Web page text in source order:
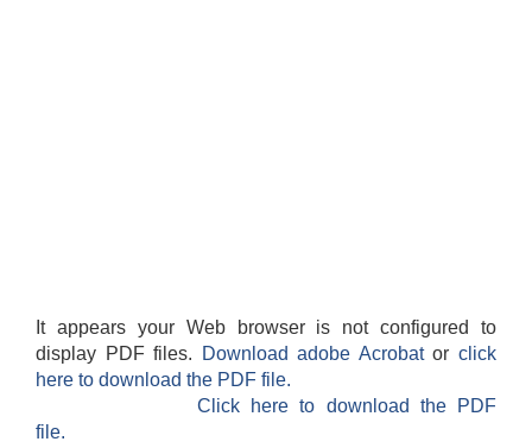
It appears your Web browser is not configured to
display PDF files.
Download adobe Acrobatorclick
here to download the PDF file.
Click here to download the PDF
file.